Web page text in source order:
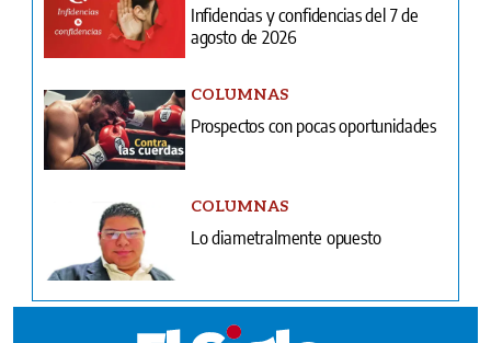
Infidencias y confidencias del 7 de
agosto de 2026
COLUMNAS
Prospectos con pocas oportunidades
COLUMNAS
Lo diametralmente opuesto